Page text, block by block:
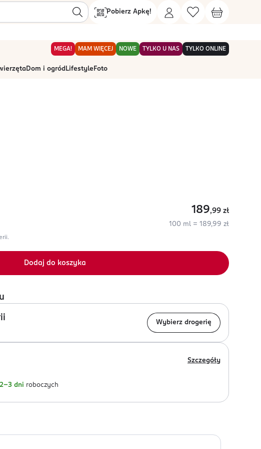
Pobierz Apkę!
MEGA! MAM WIĘCEJ NOWE TYLKO U NAS TYLKO ONLINE
Dom i ogród Lifestyle Foto
189,99 zł
100 ml = 189,99 zł
Dodaj do koszyka
Wybierz drogerię
Szczegóły
2-3 dni roboczych